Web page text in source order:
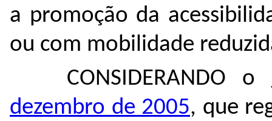
a promoção da
ou com mobilidade
CONSIDERANDO o
dezembro de 2005, que